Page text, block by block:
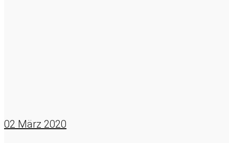
02 März 2020